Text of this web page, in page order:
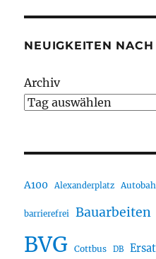
NEUIGKEITEN NACH
Archiv
A100 Alexanderplatz
barrierefrei Bauarbeiten
BVG Cottbus DB